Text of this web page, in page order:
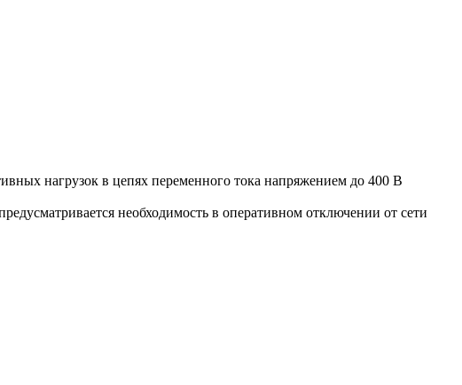
нагрузок в цепях переменного тока напряжением до 400 В
необходимость в оперативном отключении от сети